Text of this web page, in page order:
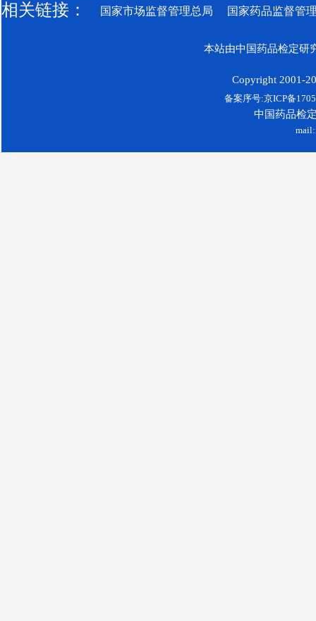
相关链接： 国家市场监督管理总局 国家药品监督管
本站由中国药品检定研
Copyright 2001-
备案序号:京ICP备
中国药品检